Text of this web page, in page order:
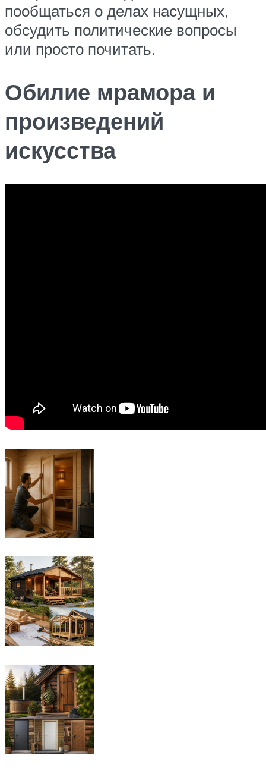
пообщаться о делах насущных,
обсудить политические вопросы
или просто почитать.
Обилие мрамора и
произведений
искусства